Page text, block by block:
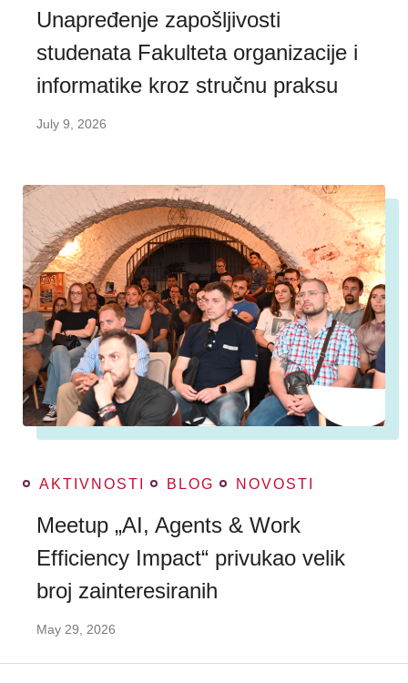
Unapređenje zapošljivosti
studenata Fakulteta organizacije i
informatike kroz stručnu praksu
July 9, 2026
AKTIVNOSTI BLOG NOVOSTI
Meetup „AI, Agents & Work
Efficiency Impact“ privukao velik
broj zainteresiranih
May 29, 2026